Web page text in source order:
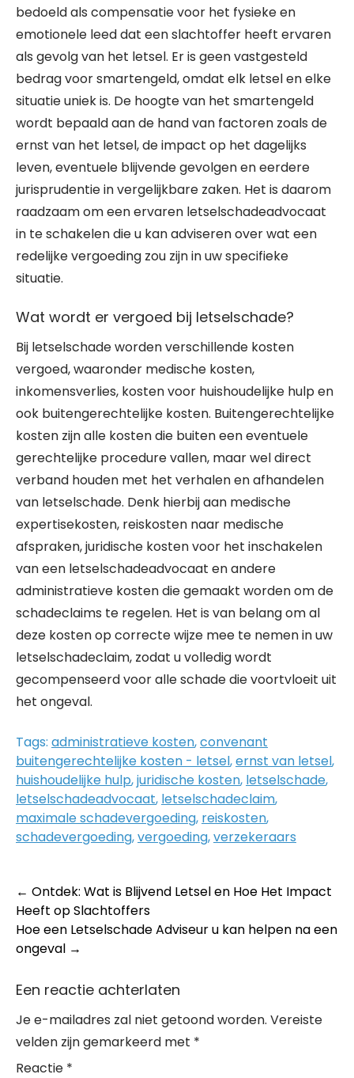
bedoeld als compensatie voor het fysieke en
emotionele leed dat een slachtoffer heeft ervaren
als gevolg van het letsel. Er is geen vastgesteld
bedrag voor smartengeld, omdat elk letsel en elke
situatie uniek is. De hoogte van het smartengeld
wordt bepaald aan de hand van factoren zoals de
ernst van het letsel, de impact op het dagelijks
leven, eventuele blijvende gevolgen en eerdere
jurisprudentie in vergelijkbare zaken. Het is daarom
raadzaam om een ervaren letselschadeadvocaat
in te schakelen die u kan adviseren over wat een
redelijke vergoeding zou zijn in uw specifieke
situatie.
Wat wordt er vergoed bij letselschade?
Bij letselschade worden verschillende kosten
vergoed, waaronder medische kosten,
inkomensverlies, kosten voor huishoudelijke hulp en
ook buitengerechtelijke kosten. Buitengerechtelijke
kosten zijn alle kosten die buiten een eventuele
gerechtelijke procedure vallen, maar wel direct
verband houden met het verhalen en afhandelen
van letselschade. Denk hierbij aan medische
expertisekosten, reiskosten naar medische
afspraken, juridische kosten voor het inschakelen
van een letselschadeadvocaat en andere
administratieve kosten die gemaakt worden om de
schadeclaims te regelen. Het is van belang om al
deze kosten op correcte wijze mee te nemen in uw
letselschadeclaim, zodat u volledig wordt
gecompenseerd voor alle schade die voortvloeit uit
het ongeval.
Tags: administratieve kosten,convenant
buitengerechtelijke kosten - letsel,ernst van letsel,
huishoudelijke hulp,juridische kosten, letselschade,
letselschadeadvocaat, letselschadeclaim,
maximale schadevergoeding, reiskosten,
schadevergoeding,vergoeding,verzekeraars
Post
navigation
← Ontdek: Wat is Blijvend Letsel en Hoe Het Impact
Heeft op Slachtoffers
Hoe een Letselschade Adviseur u kan helpen na een
ongeval →
Een reactie achterlaten
Je e-mailadres zal niet getoond worden. Vereiste
velden zijn gemarkeerd met *
Reactie *